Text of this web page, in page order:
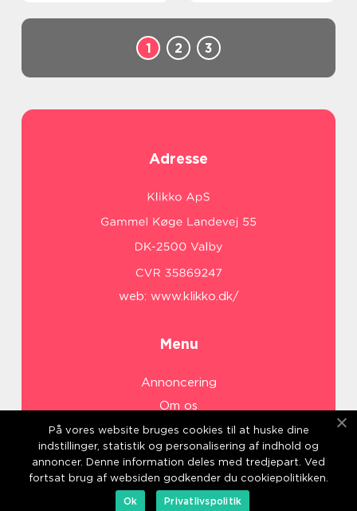
1 2 3
Adresse
web: www.klikko.dk/
Menu
Annoncering
Om os
Cookies
Kontakt os
Sitemap
På vores website bruges cookies til at huske dine
indstillinger, statistik og personalisering af indhold og
annoncer. Denne information deles med tredjepart. Ved
fortsat brug af websiden godkender du cookiepolitikken.
Ok
Privatlivspolitik